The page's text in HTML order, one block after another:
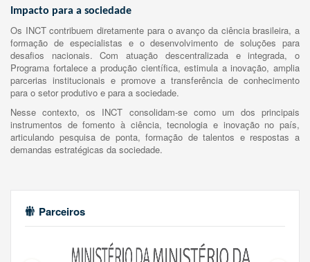
Impacto para a sociedade
Os INCT contribuem diretamente para o avanço da ciência brasileira, a
formação de especialistas e o desenvolvimento de soluções para
desafios nacionais. Com atuação descentralizada e integrada, o
Programa fortalece a produção científica, estimula a inovação, amplia
parcerias institucionais e promove a transferência de conhecimento
para o setor produtivo e para a sociedade.
Nesse contexto, os INCT consolidam-se como um dos principais
instrumentos de fomento à ciência, tecnologia e inovação no país,
articulando pesquisa de ponta, formação de talentos e respostas a
demandas estratégicas da sociedade.
Parceiros